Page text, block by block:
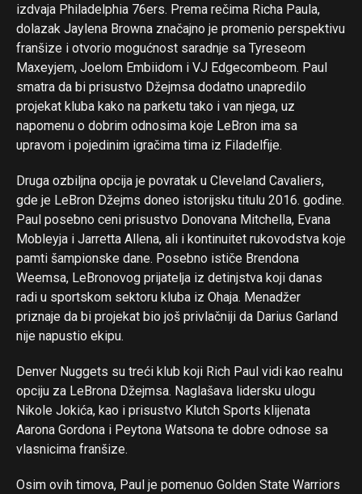
izdvaja Philadelphia 76ers. Prema rečima Richa Paula,
dolazak Jaylena Browna značajno je promenio perspektivu
franšize i otvorio mogućnost saradnje sa Tyreseom
Maxeyjem, Joelom Embiidom i VJ Edgecombeom. Paul
smatra da bi prisustvo Džejmsa dodatno unapredilo
projekat kluba kako na parketu tako i van njega, uz
napomenu o dobrim odnosima koje LeBron ima sa
upravom i pojedinim igračima tima iz Filadelfije.
Druga ozbiljna opcija je povratak u Cleveland Cavaliers,
gde je LeBron Džejms doneo istorijsku titulu 2016. godine.
Paul posebno ceni prisustvo Donovana Mitchella, Evana
Mobleyja i Jarretta Allena, ali i kontinuitet rukovodstva koje
pamti šampionske dane. Posebno ističe Brendona
Weemsa, LeBronovog prijatelja iz detinjstva koji danas
radi u sportskom sektoru kluba iz Ohaja. Menadžer
priznaje da bi projekat bio još privlačniji da Darius Garland
nije napustio ekipu.
Denver Nuggets su treći klub koji Rich Paul vidi kao realnu
opciju za LeBrona Džejmsa. Naglašava lidersku ulogu
Nikole Jokića, kao i prisustvo Klutch Sports klijenata
Aarona Gordona i Peytona Watsona te dobre odnose sa
vlasnicima franšize.
Osim ovih timova, Paul je pomenuo Golden State Warriors
Flipboard
Reddit